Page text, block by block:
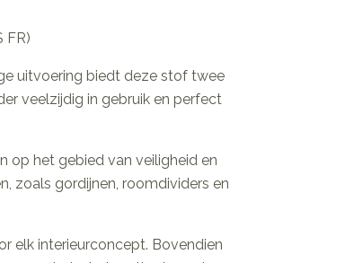
FR)
uitvoering biedt deze stof twee
veelzijdig in gebruik en perfect
op het gebied van veiligheid en
zoals gordijnen, roomdividers en
elk interieurconcept. Bovendien